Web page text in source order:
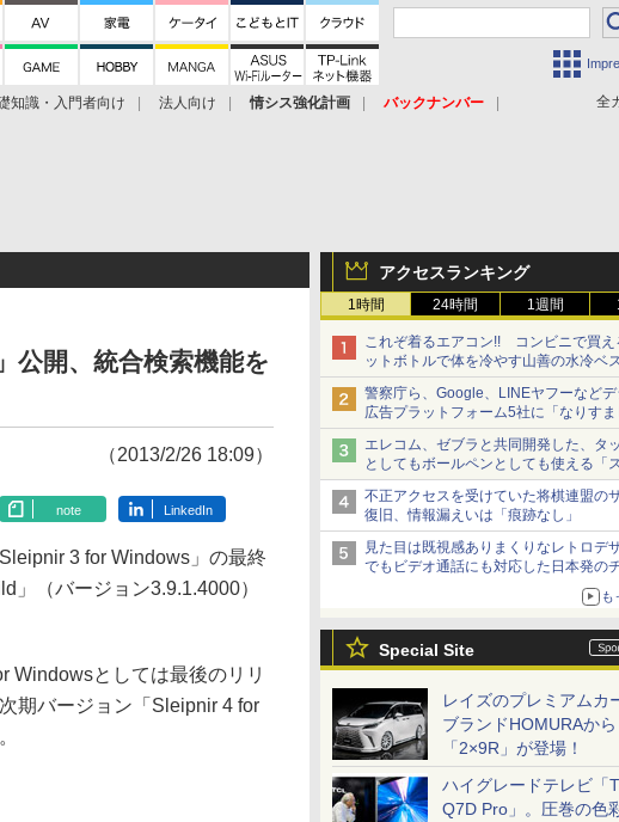
全
知識・入門者向け 法人向け 情シス強化計画
バックナンバー
アクセスランキング
1時間 24時間 1週間
これぞ着るエアコン!! コンビニで買え
ットボトルで体を冷やす山善の水冷ベ
ードバイクにちょうどいい【ぼっち・
ど！その14】【空いた時間でなにして
警察庁ら、Google、LINEヤフーなど
広告プラットフォーム5社に「なりすま
広告」対策強化を要請 著名人の写真
使った投資詐欺などへの対策として
エレコム、ゼブラと共同開発した、タ
としてもボールペンとしても使える「
スツーウェイ」発売 iPadにも紙にも
えずに書き込める
不正アクセスを受けていた将棋連盟の
復旧、情報漏えいは「痕跡なし」
見た目は既視感ありまくりなレトロデザ
でもビデオ通話にも対応した日本発の
も
Special Site
レイズのプレミアムカ
ブランドHOMURAから
「2×9R」が登場！
ハイグレードテレビ「
Q7D Pro」。圧巻の色
開、統合検索機能を
（2013/2/26 18:09）
note LinkedIn
3 for Windows」の最終
」（バージョン3.9.1.4000）
としては最後のリリ
期バージョン「Sleipnir 4 for